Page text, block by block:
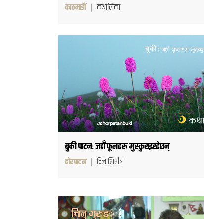
काठमाडौं कथालिका
बुकी पाटनः जहाँ फूलहरु मुस्कुराइरहेछन्
ढोरपाटन दिल शिरीष